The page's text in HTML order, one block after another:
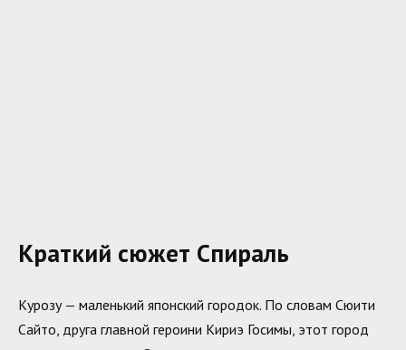
Краткий сюжет Спираль
Курозу — маленький японский городок. По словам Сюити
Сайто, друга главной героини Кириэ Госимы, этот город